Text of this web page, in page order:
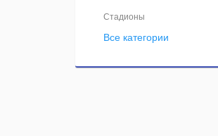
Стадионы
Все категории